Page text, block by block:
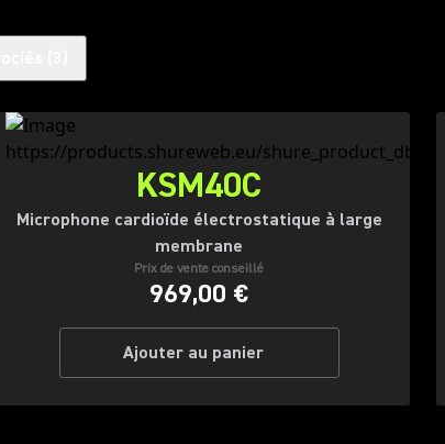
KSM40C
Microphone cardioïde électrostatique à large
membrane
Prix de vente conseillé
969,00 €
Ajouter au panier